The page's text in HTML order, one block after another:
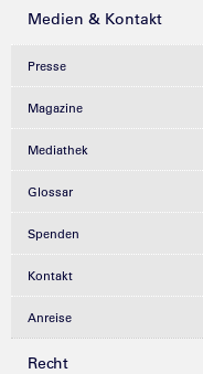
Medien & Kontakt
Presse
Magazine
Mediathek
Glossar
Spenden
Kontakt
Anreise
Recht